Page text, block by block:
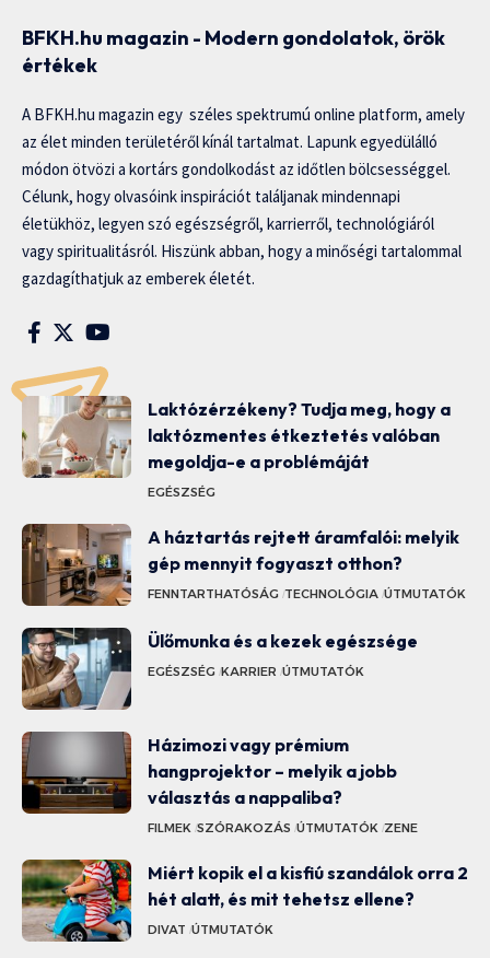
BFKH.hu magazin - Modern gondolatok, örök
értékek
A BFKH.hu magazin egy széles spektrumú online platform, amely
az élet minden területéről kínál tartalmat. Lapunk egyedülálló
módon ötvözi a kortárs gondolkodást az időtlen bölcsességgel.
Célunk, hogy olvasóink inspirációt találjanak mindennapi
életükhöz, legyen szó egészségről, karrierről, technológiáról
vagy spiritualitásról. Hiszünk abban, hogy a minőségi tartalommal
gazdagíthatjuk az emberek életét.
Laktózérzékeny? Tudja meg, hogy a
laktózmentes étkeztetés valóban
megoldja-e a problémáját
EGÉSZSÉG
A háztartás rejtett áramfalói: melyik
gép mennyit fogyaszt otthon?
FENNTARTHATÓSÁG TECHNOLÓGIA ÚTMUTATÓK
Ülőmunka és a kezek egészsége
EGÉSZSÉG KARRIER ÚTMUTATÓK
Házimozi vagy prémium
hangprojektor – melyik a jobb
választás a nappaliba?
FILMEK SZÓRAKOZÁS ÚTMUTATÓK ZENE
Miért kopik el a kisfiú szandálok orra 2
hét alatt, és mit tehetsz ellene?
DIVAT ÚTMUTATÓK